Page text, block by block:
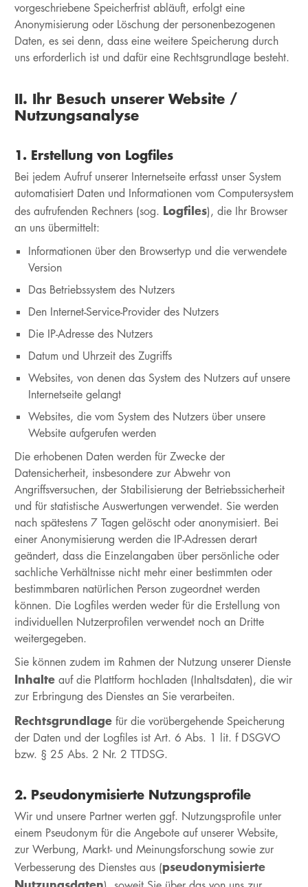
vorgeschriebene Speicherfrist abläuft, erfolgt eine
Anonymisierung oder Löschung der personenbezogenen
Daten, es sei denn, dass eine weitere Speicherung durch
uns erforderlich ist und dafür eine Rechtsgrundlage besteht.
II. Ihr Besuch unserer Website /
Nutzungsanalyse
1. Erstellung von Logfiles
Bei jedem Aufruf unserer Internetseite erfasst unser System
automatisiert Daten und Informationen vom Computersystem
des aufrufenden Rechners (sog. Logfiles), die Ihr Browser
an uns übermittelt:
Informationen über den Browsertyp und die verwendete
Version
Das Betriebssystem des Nutzers
Den Internet-Service-Provider des Nutzers
Die IP-Adresse des Nutzers
Datum und Uhrzeit des Zugriffs
Websites, von denen das System des Nutzers auf unsere
Internetseite gelangt
Websites, die vom System des Nutzers über unsere
Website aufgerufen werden
Die erhobenen Daten werden für Zwecke der
Datensicherheit, insbesondere zur Abwehr von
Angriffsversuchen, der Stabilisierung der Betriebssicherheit
und für statistische Auswertungen verwendet. Sie werden
nach spätestens 7 Tagen gelöscht oder anonymisiert. Bei
einer Anonymisierung werden die IP-Adressen derart
geändert, dass die Einzelangaben über persönliche oder
sachliche Verhältnisse nicht mehr einer bestimmten oder
bestimmbaren natürlichen Person zugeordnet werden
können. Die Logfiles werden weder für die Erstellung von
individuellen Nutzerprofilen verwendet noch an Dritte
weitergegeben.
Sie können zudem im Rahmen der Nutzung unserer Dienste
Inhalte auf die Plattform hochladen (Inhaltsdaten), die wir
zur Erbringung des Dienstes an Sie verarbeiten.
Rechtsgrundlagefür die vorübergehende Speicherung
der Daten und der Logfiles ist Art. 6 Abs. 1 lit. f DSGVO
bzw. § 25 Abs. 2 Nr. 2 TTDSG.
2. Pseudonymisierte Nutzungsprofile
Wir und unsere Partner werten ggf. Nutzungsprofile unter
einem Pseudonym für die Angebote auf unserer Website,
zur Werbung, Markt- und Meinungsforschung sowie zur
Verbesserung des Dienstes aus (pseudonymisierte